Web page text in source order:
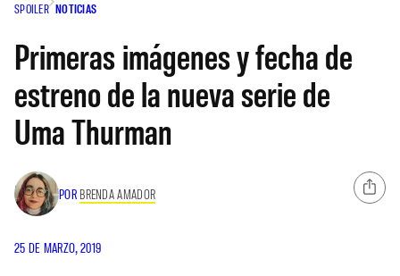
SPOILER NOTICIAS
Primeras imágenes y fecha de
estreno de la nueva serie de
Uma Thurman
POR BRENDA AMADOR
25 DE MARZO, 2019